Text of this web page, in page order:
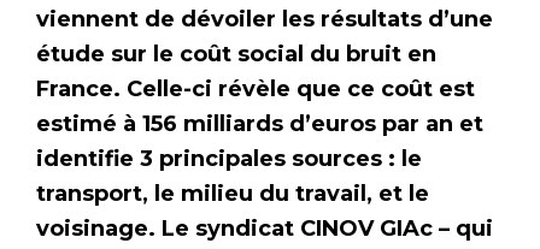
viennent de dévoiler les résultats d’une
étude sur le coût social du bruit en
France. Celle-ci révèle que ce coût est
estimé à 156 milliards d’euros par an et
identifie 3 principales sources : le
transport, le milieu du travail, et le
voisinage. Le syndicat CINOV GIAc – qui